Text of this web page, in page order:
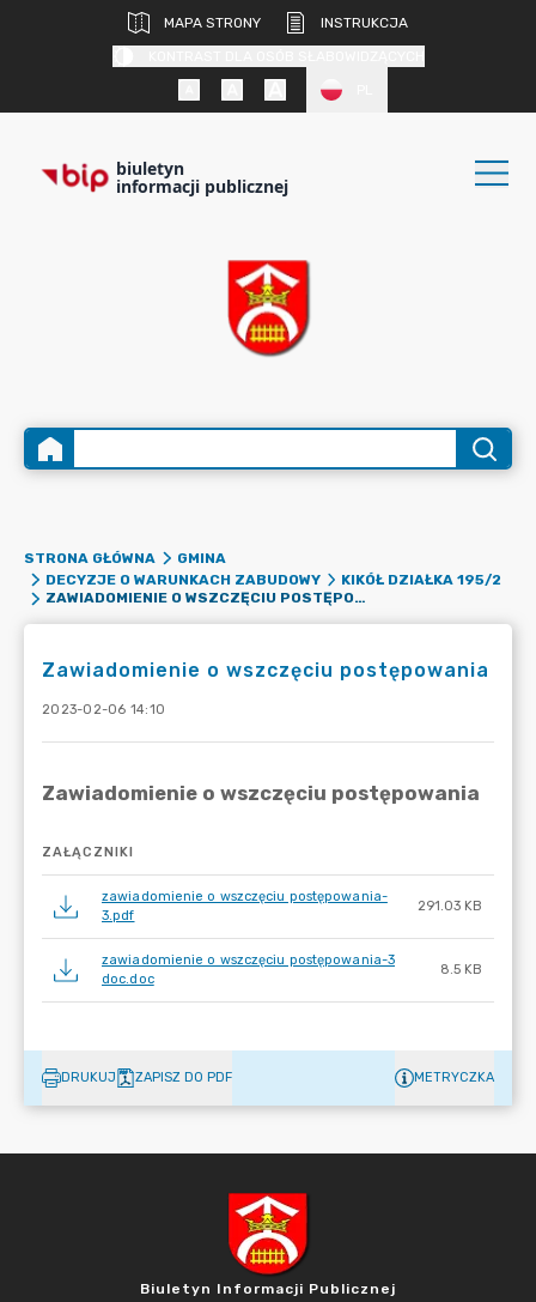
MAPA STRONY
INSTRUKCJA
biuletyn
informacji publicznej
STRONA GŁÓWNA
GMINA
DECYZJE O WARUNKACH ZABUDOWY
KIKÓŁ DZIAŁKA 195/2
ZAWIADOMIENIE O WSZCZĘCIU POSTĘPOWANIA
Zawiadomienie o wszczęciu postępowania
2023-02-06 14:10
ZAŁĄCZNIKI
zawiadomienie o wszczęciu postępowania-
3.pdf
291.03 KB
zawiadomienie o wszczęciu postępowania-3
doc.doc
8.5 KB
DRUKUJ ZAPISZ DO PDF METRYCZKA
Biuletyn Informacji Publicznej